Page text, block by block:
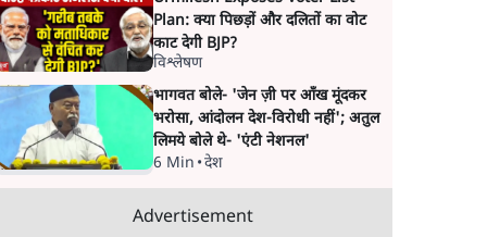
Plan: क्या पिछड़ों और दलितों का वोट
काट देगी BJP?
विश्लेषण
भागवत बोले- 'जेन ज़ी पर आँख मूंदकर
भरोसा, आंदोलन देश-विरोधी नहीं'; अतुल
लिमये बोले थे- 'एंटी नेशनल'
6 Min •देश
Advertisement